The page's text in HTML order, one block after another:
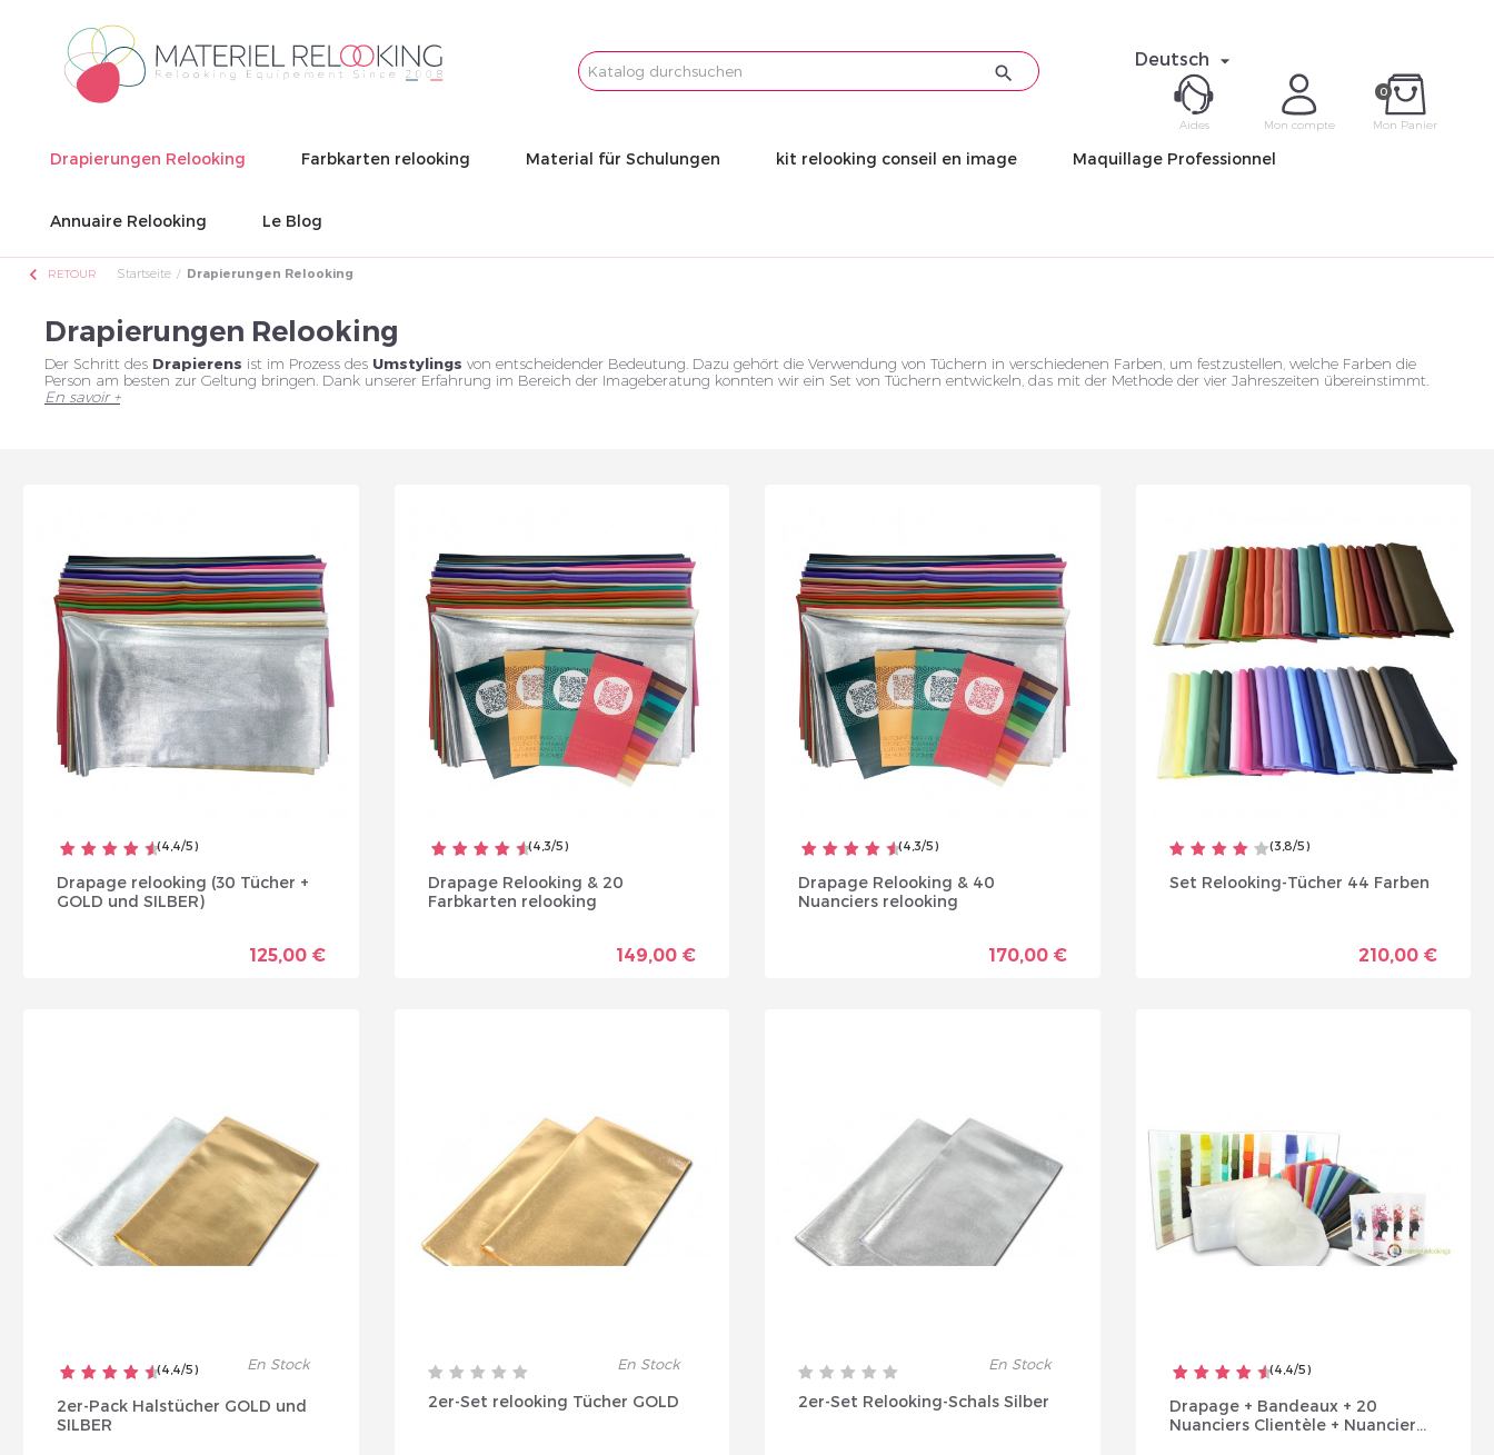

Deutsch 
0
Mon Panier
Mon compte
Email
Mot de
Nouveau
Veuillez réinitialiser votre mot de passe
Aides
Drapierungen Relooking Farbkarten relooking Material für Schulungen kit relooking conseil en image Maquillage Professionnel
Annuaire Relooking Le Blog
chevron_left RETOUR Startseite Drapierungen Relooking
Drapierungen Relooking
Der Schritt des Drapierens ist im Prozess des Umstylings von entscheidender Bedeutung. Dazu gehört die Verwendung von Tüchern in verschiedenen Farben, um festzustellen, welche Farben die
Person am besten zur Geltung bringen. Dank unserer Erfahrung im Bereich der Imageberatung konnten wir ein Set von Tüchern entwickeln, das mit der Methode der vier Jahreszeiten übereinstimmt.
En savoir +
(4,4/5)
Drapage relooking (30 Tücher +
GOLD und SILBER)
125,00 €
(4,3/5)
Drapage Relooking & 20
Farbkarten relooking
149,00 €
(4,3/5)
Drapage Relooking & 40
Nuanciers relooking
170,00 €
(3,8/5)
Set Relooking-Tücher 44 Farben
210,00 €
(4,4/5) En Stock
2er-Pack Halstücher GOLD und
SILBER
En Stock
2er-Set relooking Tücher GOLD
En Stock
2er-Set Relooking-Schals Silber
(4,4/5)
Drapage + Bandeaux + 20
Nuanciers Clientèle + Nuancier...